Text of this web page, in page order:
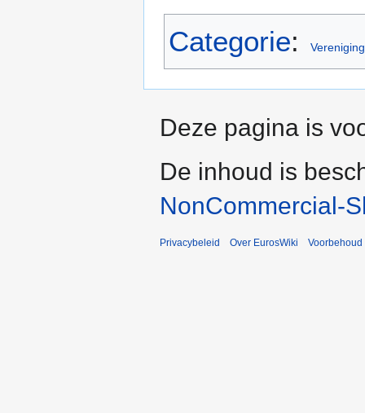
Categorie:
Deze pagina is
De inhoud is
NonCommercial-
Privacybeleid Over EurosWiki Voorbehoud